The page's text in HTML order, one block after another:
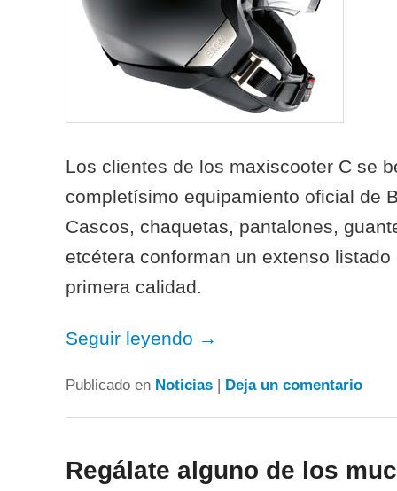
Los clientes de los maxiscooter C se
completísimo equipamiento oficial de
Cascos, chaquetas, pantalones,
etcétera conforman un extenso
primera calidad.
Seguir leyendo →
Publicado en Noticias Deja un comentario
Regálate alguno de los